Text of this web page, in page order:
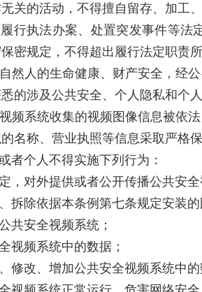
关的活动，不得擅自留存、加工
行执法办案、处置突发事件等法
密规定，不得超出履行法定职责
人的生命健康、财产安全，经
的涉及公共安全、个人隐私和个
系统收集的视频图像信息被依
名称、营业执照等信息采取严格保
个人不得实施下列行为：
，对外提供或者公开传播公共安
拆除依据本条例第七条规定安装
共安全视频系统；
视频系统中的数据；
修改、增加公共安全视频系统中